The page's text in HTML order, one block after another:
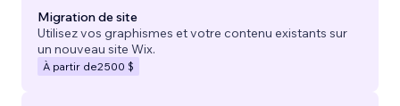
Migration de site
Utilisez vos graphismes et votre contenu existants sur
un nouveau site Wix.
À partir de2 500 $